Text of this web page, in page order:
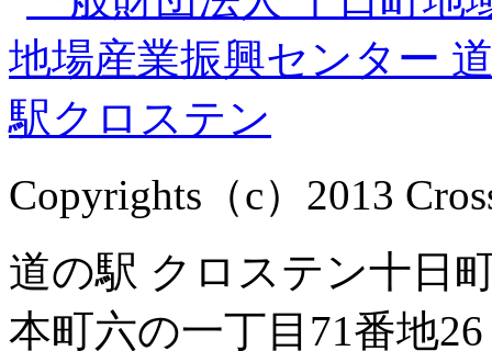
Copyrights（c）2013
道の駅 クロステン十日
本町六の一丁目71番地26